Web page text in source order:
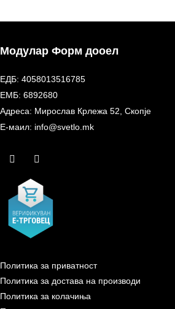
Модулар Форм дооел
ЕДБ: 4058013516785
ЕМБ: 6892680
Адреса: Мирослав Крлежа 52, Скопје
Е-маил: info@svetlo.mk
Политика за приватност
Политика за достава на производи
Политика за колачиња